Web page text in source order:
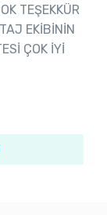
TEŞEKKÜR
EKİBİNİN
ÇOK İYİ